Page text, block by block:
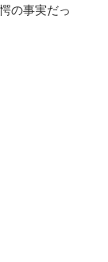
の事実だっ